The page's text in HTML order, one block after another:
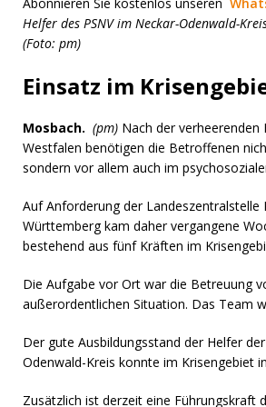
Helfer des PSNV im Neckar-Odenwald-
(Foto: pm)
Einsatz im
Mosbach. (pm) Nach der
Westfalen benötigen die Betroffenen
sondern vor allem auch im
Auf Anforderung der
Württemberg kam daher vergangene
bestehend aus fünf Kräften im
Die Aufgabe vor Ort war die Betreuung
außerordentlichen Situation. Das Team
Der gute Ausbildungsstand der Helfer
Odenwald-Kreis konnte im Krisengebiet
Zusätzlich ist derzeit eine Führungskraft